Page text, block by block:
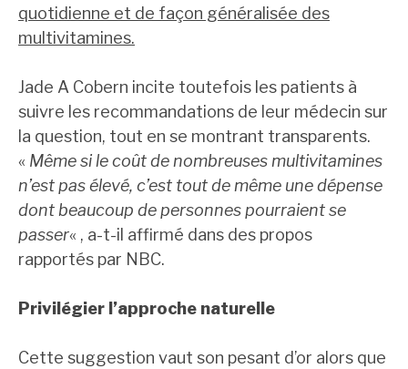
quotidienne et de façon généralisée des
multivitamines.
Jade A Cobern incite toutefois les patients à
suivre les recommandations de leur médecin sur
la question, tout en se montrant transparents.
« Même si le coût de nombreuses multivitamines
n’est pas élevé, c’est tout de même une dépense
dont beaucoup de personnes pourraient se
passer« , a-t-il affirmé dans des propos
rapportés par NBC.
Privilégier l’approche naturelle
Cette suggestion vaut son pesant d’or alors que